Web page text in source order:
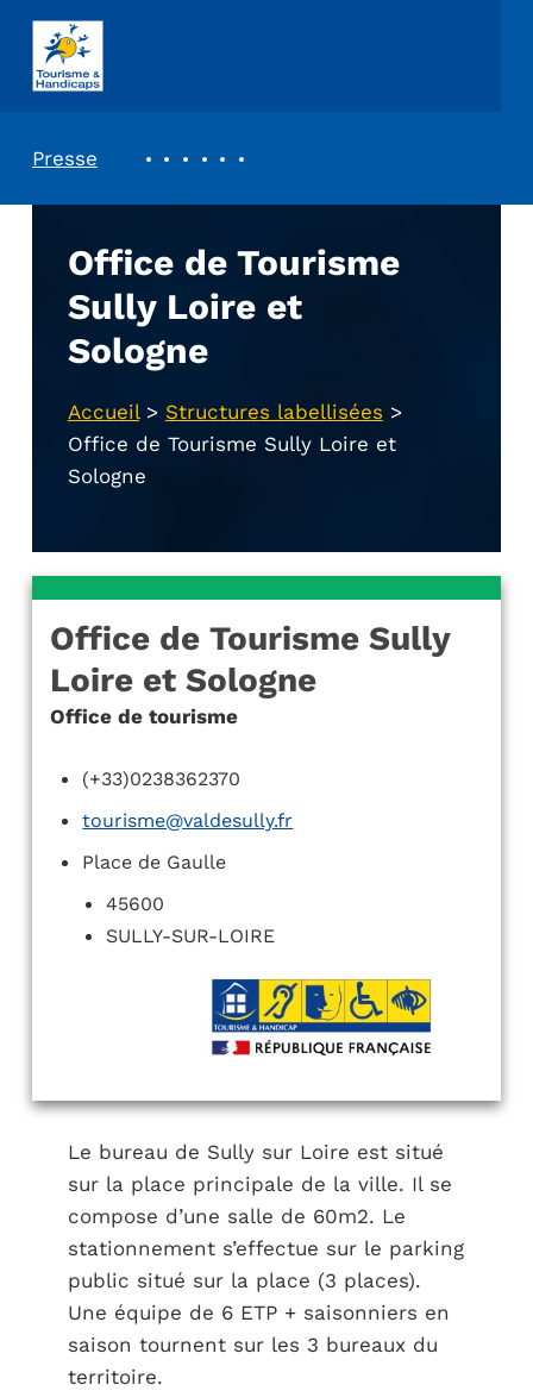
ASSOCIATION TOURISME ET HANDICAPS
Presse
Office de Tourisme
Sully Loire et
Sologne
Accueil> Structures labellisées >
Office de Tourisme Sully Loire et
Sologne
Office de Tourisme Sully
Loire et Sologne
Office de tourisme
(+33)0238362370
tourisme@valdesully.fr
Place de Gaulle
45600
SULLY-SUR-LOIRE
Le bureau de Sully sur Loire est situé
sur la place principale de la ville. Il se
compose d’une salle de 60m2. Le
stationnement s’effectue sur le parking
public situé sur la place (3 places).
Une équipe de 6 ETP + saisonniers en
saison tournent sur les 3 bureaux du
territoire.